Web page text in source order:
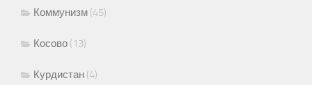
Коммунизм (45)
Косово (13)
Курдистан (4)